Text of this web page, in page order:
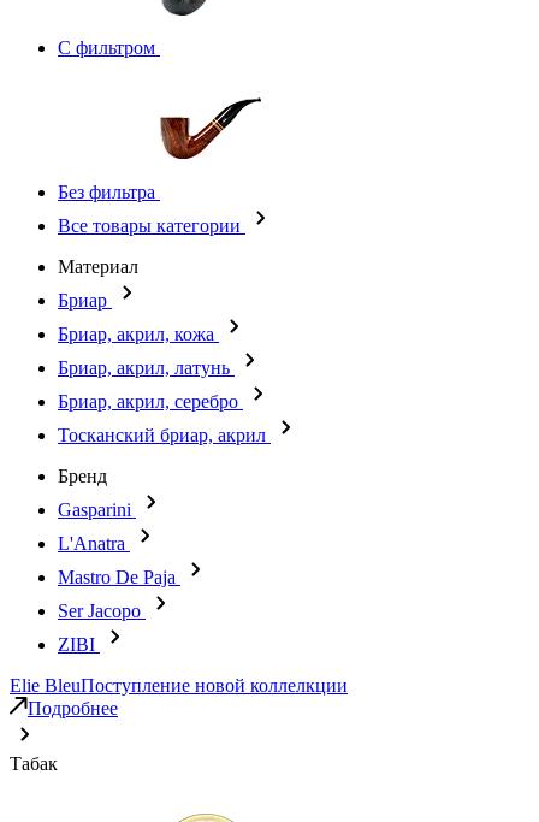
С фильтром
Без фильтра
Все товары категории
Материал
Бриар
Бриар, акрил, кожа
Бриар, акрил, латунь
Бриар, акрил, серебро
Тосканский бриар, акрил
Бренд
Gasparini
L'Anatra
Mastro De Paja
Ser Jacopo
ZIBI
Elie BleuПоступление новой коллелкции
Подробнее
Табак